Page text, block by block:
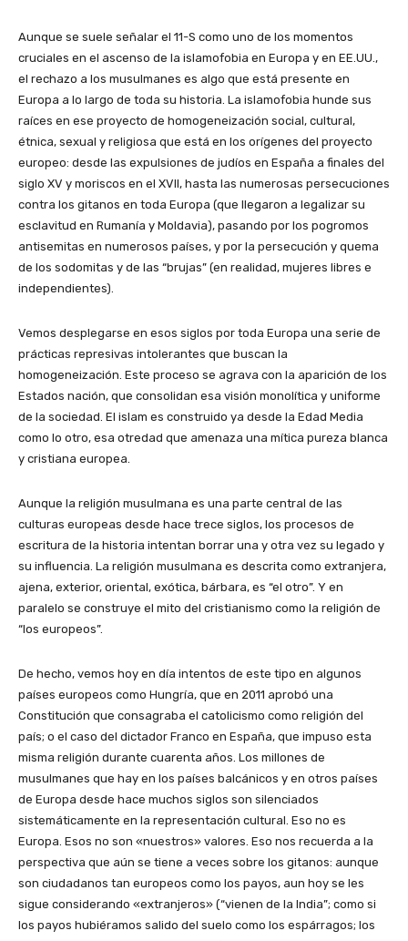
Aunque se suele señalar el 11-S como uno de los momentos
cruciales en el ascenso de la islamofobia en Europa y en EE.UU.,
el rechazo a los musulmanes es algo que está presente en
Europa a lo largo de toda su historia. La islamofobia hunde sus
raíces en ese proyecto de homogeneización social, cultural,
étnica, sexual y religiosa que está en los orígenes del proyecto
europeo: desde las expulsiones de judíos en España a finales del
siglo XV y moriscos en el XVII, hasta las numerosas persecuciones
contra los gitanos en toda Europa (que llegaron a legalizar su
esclavitud en Rumanía y Moldavia), pasando por los pogromos
antisemitas en numerosos países, y por la persecución y quema
de los sodomitas y de las “brujas” (en realidad, mujeres libres e
independientes).
Vemos desplegarse en esos siglos por toda Europa una serie de
prácticas represivas intolerantes que buscan la
homogeneización. Este proceso se agrava con la aparición de los
Estados nación, que consolidan esa visión monolítica y uniforme
de la sociedad. El islam es construido ya desde la Edad Media
como lo otro, esa otredad que amenaza una mítica pureza blanca
y cristiana europea.
Aunque la religión musulmana es una parte central de las
culturas europeas desde hace trece siglos, los procesos de
escritura de la historia intentan borrar una y otra vez su legado y
su influencia. La religión musulmana es descrita como extranjera,
ajena, exterior, oriental, exótica, bárbara, es “el otro”. Y en
paralelo se construye el mito del cristianismo como la religión de
“los europeos”.
De hecho, vemos hoy en día intentos de este tipo en algunos
países europeos como Hungría, que en 2011 aprobó una
Constitución que consagraba el catolicismo como religión del
país; o el caso del dictador Franco en España, que impuso esta
misma religión durante cuarenta años. Los millones de
musulmanes que hay en los países balcánicos y en otros países
de Europa desde hace muchos siglos son silenciados
sistemáticamente en la representación cultural. Eso no es
Europa. Esos no son «nuestros» valores. Eso nos recuerda a la
perspectiva que aún se tiene a veces sobre los gitanos: aunque
son ciudadanos tan europeos como los payos, aun hoy se les
sigue considerando «extranjeros» (“vienen de la India”; como si
los payos hubiéramos salido del suelo como los espárragos; los